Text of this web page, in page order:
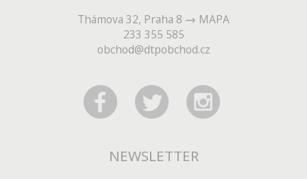
Thámova 32, Praha 8
MAPA
233 355 585
obchod@dtpobchod.cz
NEWSLETTER